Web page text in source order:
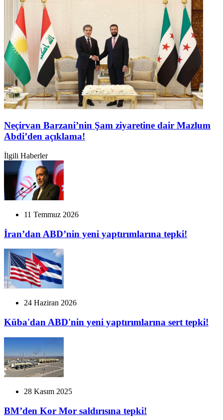
Neçirvan Barzani’nin Şam ziyaretine dair Mazlum
Abdi’den açıklama!
İlgili Haberler
11 Temmuz 2026
İran’dan ABD’nin yeni yaptırımlarına tepki!
24 Haziran 2026
Küba'dan ABD'nin yeni yaptırımlarına sert tepki!
28 Kasım 2025
BM’den Kor Mor saldırısına tepki!